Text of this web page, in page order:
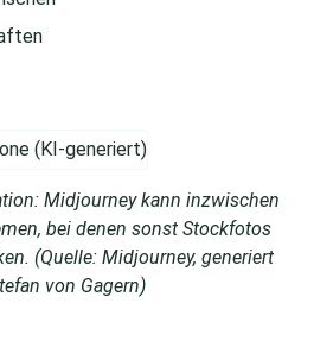
Midjourney kann inzwischen
bei denen sonst Stockfotos
(Quelle: Midjourney, generiert
von Gagern)